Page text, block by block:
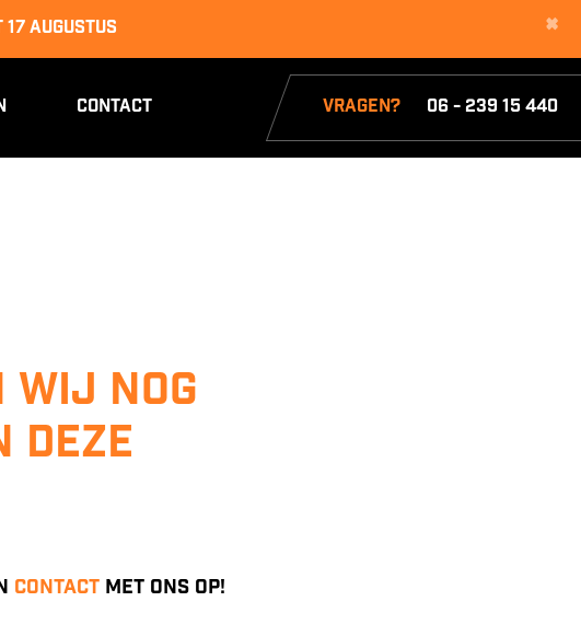
×
17 augustus
Contact Vragen? 06 - 239 15 440
wij nog
deze
contactmet ons op!